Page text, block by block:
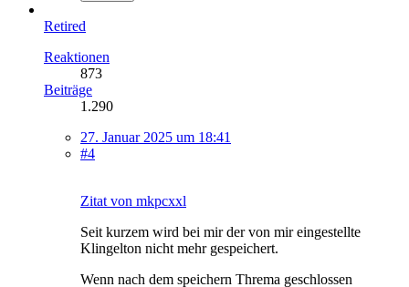
Retired
Reaktionen
873
Beiträge
1.290
27. Januar 2025 um 18:41
#4
Zitat von mkpcxxl
Seit kurzem wird bei mir der von mir eingestellte
Klingelton nicht mehr gespeichert.
Wenn nach dem speichern Threma geschlossen